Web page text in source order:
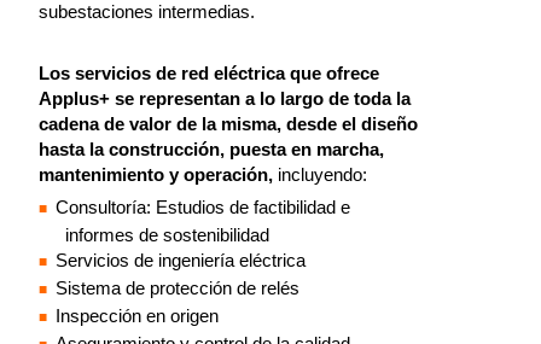
subestaciones intermedias.
Los servicios de red eléctrica que ofrece
Applus+ se representan a lo largo de toda la
cadena de valor de la misma, desde el diseño
hasta la construcción, puesta en marcha,
mantenimiento y operación, incluyendo:
Consultoría: Estudios de factibilidad e
informes de sostenibilidad
Servicios de ingeniería eléctrica
Sistema de protección de relés
Inspección en origen